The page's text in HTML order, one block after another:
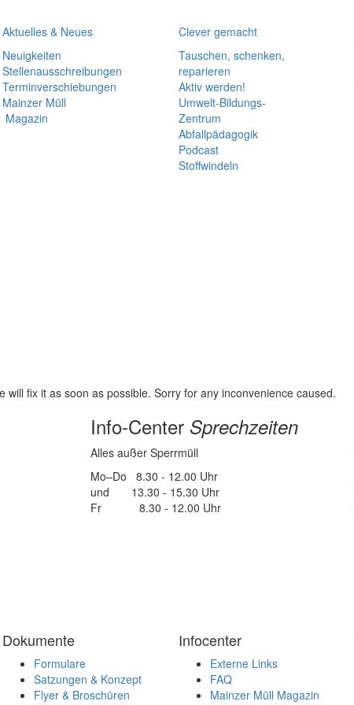
Aktuelles & Neues
Neuigkeiten
Stellenausschreibungen
Termin­verschiebungen
Mainzer Müll
Magazin
Clever gemacht
Tauschen, schenken,
reparieren
Aktiv werden!
Umwelt-Bildungs-
Zentrum
Abfallpädagogik
Podcast
Stoffwindeln
fix it as soon as possible. Sorry for any inconvenience caused.
Info-Center Sprechzeiten
Alles außer Sperrmüll
Mo–Do 8.30 - 12.00 Uhr
und 13.30 - 15.30 Uhr
Fr 8.30 - 12.00 Uhr
Dokumente
Formulare
Satzungen & Konzept
Flyer & Broschüren
Infocenter
Externe Links
FAQ
Mainzer Müll Magazin